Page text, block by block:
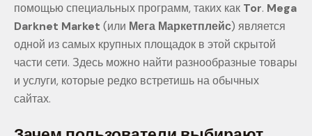
помощью специальных программ, таких как Tor. Mega
Darknet Market (или Мега Маркетплейс) является
одной из самых крупных площадок в этой скрытой
части сети. Здесь можно найти разнообразные товары
и услуги, которые редко встретишь на обычных
сайтах.